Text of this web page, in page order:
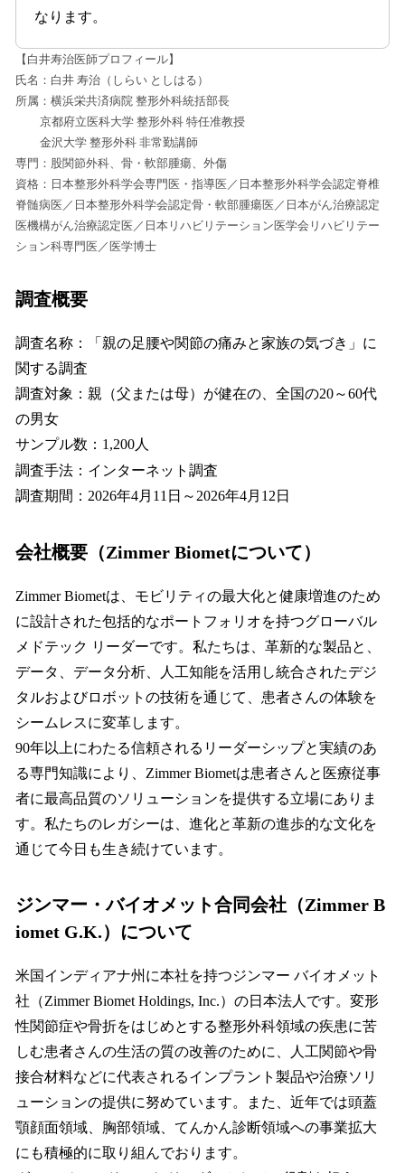
なります。
【白井寿治医師プロフィール】
氏名：白井 寿治（しらい としはる）
所属：横浜栄共済病院 整形外科統括部長
京都府立医科大学 整形外科 特任准教授
金沢大学 整形外科 非常勤講師
専門：股関節外科、骨・軟部腫瘍、外傷
資格：日本整形外科学会専門医・指導医／日本整形外科学会認定脊椎
脊髄病医／日本整形外科学会認定骨・軟部腫瘍医／日本がん治療認定
医機構がん治療認定医／日本リハビリテーション医学会リハビリテー
ション科専門医／医学博士
調査概要
調査名称：「親の足腰や関節の痛みと家族の気づき」に
関する調査
調査対象：親（父または母）が健在の、全国の20～60代
の男女
サンプル数：1,200人
調査手法：インターネット調査
調査期間：2026年4月11日～2026年4月12日
会社概要（Zimmer Biometについて）
Zimmer Biometは、モビリティの最大化と健康増進のため
に設計された包括的なポートフォリオを持つグローバル
メドテック リーダーです。私たちは、革新的な製品と、
データ、データ分析、人工知能を活用し統合されたデジ
タルおよびロボットの技術を通じて、患者さんの体験を
シームレスに変革します。
90年以上にわたる信頼されるリーダーシップと実績のあ
る専門知識により、Zimmer Biometは患者さんと医療従事
者に最高品質のソリューションを提供する立場にありま
す。私たちのレガシーは、進化と革新の進歩的な文化を
通じて今日も生き続けています。
ジンマー・バイオメット合同会社（Zimmer B
iomet G.K.）について
米国インディアナ州に本社を持つジンマー バイオメット
社（Zimmer Biomet Holdings, Inc.）の日本法人です。変形
性関節症や骨折をはじめとする整形外科領域の疾患に苦
しむ患者さんの生活の質の改善のために、人工関節や骨
接合材料などに代表されるインプラント製品や治療ソリ
ューションの提供に努めています。また、近年では頭蓋
顎顔面領域、胸部領域、てんかん診断領域への事業拡大
にも積極的に取り組んでおります。